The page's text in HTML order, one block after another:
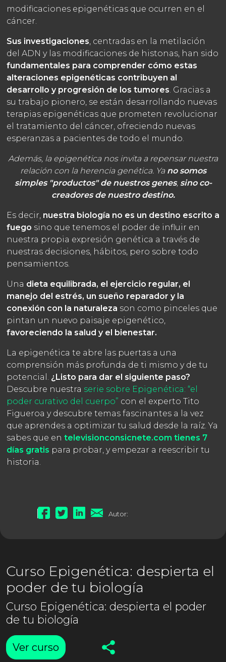
modificaciones epigenéticas que ocurren en el
cáncer.
Sus investigaciones, centradas en la metilación
del ADN y las modificaciones de histonas, han sido
fundamentales para comprender cómo estas
alteraciones epigenéticas contribuyen al
desarrollo y progresión de los tumores. Gracias a
su trabajo pionero, se están desarrollando nuevas
terapias epigenéticas que prometen revolucionar
el tratamiento del cáncer, ofreciendo nuevas
esperanzas a pacientes de todo el mundo.
Además, la epigenética nos invita a repensar nuestra
relación con la herencia genética. Yano somos
simples "productos" de nuestros genes, sino co-
creadores de nuestro destino.
Es decir, nuestra biología no es un destino escrito a
fuego sino que tenemos el poder de influir en
nuestra propia expresión genética a través de
nuestras decisiones, hábitos, pero sobre todo
pensamientos.
Una dieta equilibrada, el ejercicio regular, el
manejo del estrés, un sueño reparador y la
conexión con la naturaleza son como pinceles que
pintan un nuevo paisaje epigenético,
favoreciendo la salud y el bienestar.
La epigenética te abre las puertas a una
comprensión más profunda de ti mismo y de tu
potencial. ¿Listo para dar el siguiente paso?
Descubre nuestra serie sobre Epigenética: “el
poder curativo del cuerpo” con el experto Tito
Figueroa y descubre temas fascinantes a la vez
que aprendes a optimizar tu salud desde la raíz. Ya
sabes que en televisionconsicnete.com tienes 7
días gratis para probar, y empezar a reescribir tu
historia.
Autor:
Curso Epigenética: despierta el
poder de tu biología
Curso Epigenética: despierta el poder
de tu biología
Ver curso